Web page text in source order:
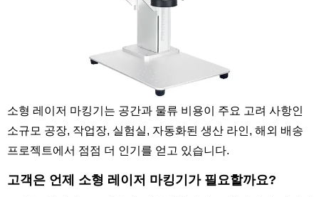
소형 레이저 마킹기는 공간과 물류 비용이 주요 고려 사항인
소규모 공장, 작업장, 실험실, 자동화된 생산 라인, 해외 배송
프로젝트에서 점점 더 인기를 얻고 있습니다.
고객은 언제 소형 레이저 마킹기가 필요할까요?